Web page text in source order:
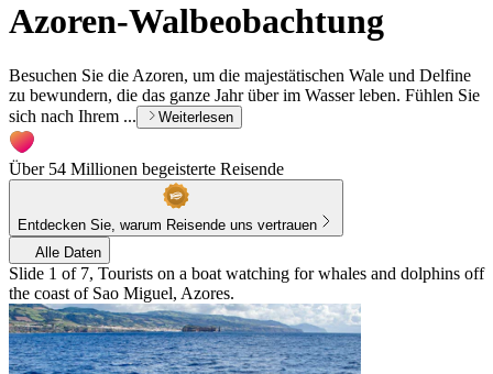
Azoren-Walbeobachtung
Besuchen Sie die Azoren, um die majestätischen Wale und Delfine
zu bewundern, die das ganze Jahr über im Wasser leben. Fühlen Sie
sich nach Ihrem ...
Weiterlesen
Über 54 Millionen begeisterte Reisende
Entdecken Sie, warum Reisende uns vertrauen
Alle Daten
Slide 1 of 7, Tourists on a boat watching for whales and dolphins off
the coast of Sao Miguel, Azores.